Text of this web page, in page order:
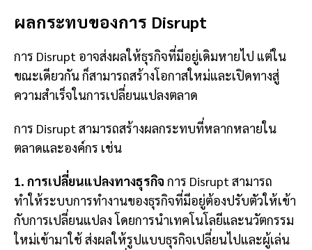
ผลกระทบของการ Disrupt
การ Disrupt อาจส่งผลให้ธุรกิจที่มีอยู่เดิมหายไป แต่ใน
ขณะเดียวกัน ก็สามารถสร้างโอกาสใหม่และเปิดทางสู่
ความสำเร็จในการเปลี่ยนแปลงตลาด
การ Disrupt สามารถสร้างผลกระทบที่หลากหลายใน
ตลาดและองค์กร เช่น
1. การเปลี่ยนแปลงทางธุรกิจ การ Disrupt สามารถ
ทำให้ระบบการทำงานของธุรกิจที่มีอยู่ต้องปรับตัวให้เข้า
กับการเปลี่ยนแปลง โดยการนำเทคโนโลยีและนวัตกรรม
ใหม่เข้ามาใช้ ส่งผลให้รูปแบบธุรกิจเปลี่ยนไปและผู้เล่น